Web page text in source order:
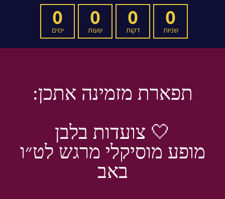
0
שניות
0
דקות
0
שעות
0
ימים
תפארת מזמינה אתכן:
🤍 צועדות בלבן
מופע מוסיקלי מרגש לט״ו
באב